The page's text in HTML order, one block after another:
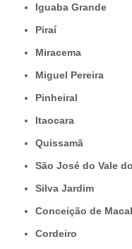
Iguaba Grande
Piraí
Miracema
Miguel Pereira
Pinheiral
Itaocara
Quissamã
São José do Vale
Silva Jardim
Conceição de
Cordeiro